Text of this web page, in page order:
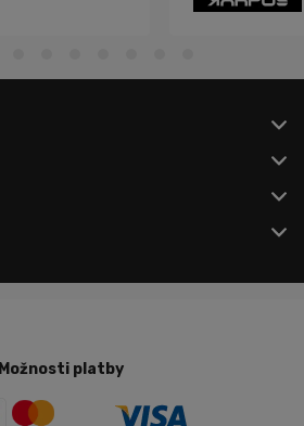
Možnosti platby